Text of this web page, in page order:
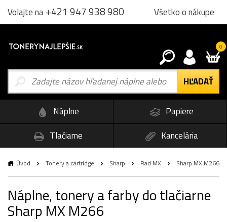
Volajte na+421 947 938 980 Všetko o nákupe
0
Náplne
Papiere
Tlačiarne
Kancelária
Úvod Tonery a cartridge Sharp Rad MX Sharp MX M266
Náplne, tonery a farby do tlačiarne
Sharp MX M266